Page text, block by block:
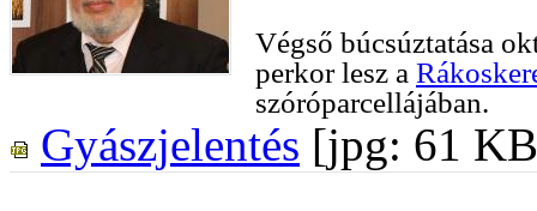
Végső búcsúztatása
perkor lesz a
szóróparcellájában.
Gyászjelentés [jpg: 61